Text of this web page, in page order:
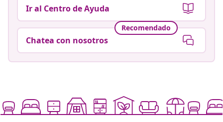
Ir al Centro de Ayuda
Recomendado
Chatea con nosotros